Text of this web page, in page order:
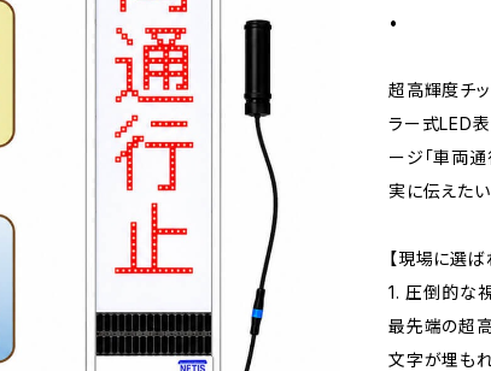
•
超高輝度チ
ラー式LED
ージ「車両
実に伝えたい
【現場に選
1. 圧倒的な視
最先端の超
文字が埋も